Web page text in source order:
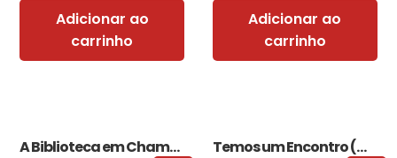
Adicionar ao
carrinho
Adicionar ao
carrinho
A Biblioteca em Chamas
Temos um Encontro (Outra Vez)